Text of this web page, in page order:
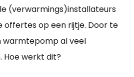
(verwarmings)installateurs
offertes op een rijtje. Door te
warmtepomp al veel
Hoe werkt dit?